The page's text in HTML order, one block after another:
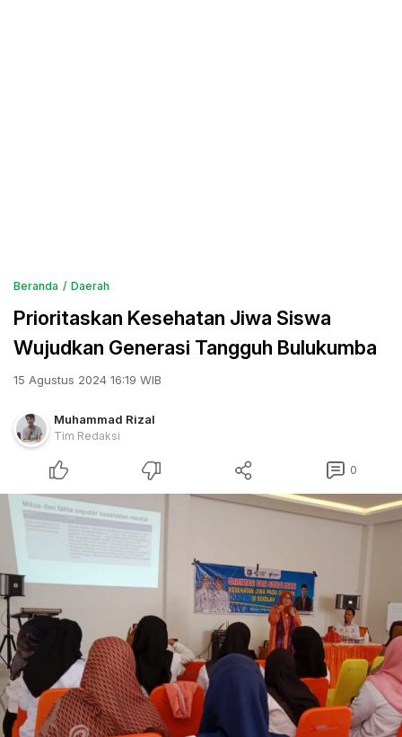
Beranda Daerah
Prioritaskan Kesehatan Jiwa Siswa
Wujudkan Generasi Tangguh Bulukumba
15 Agustus 2024 16:19 WIB
Muhammad Rizal
Tim Redaksi
0